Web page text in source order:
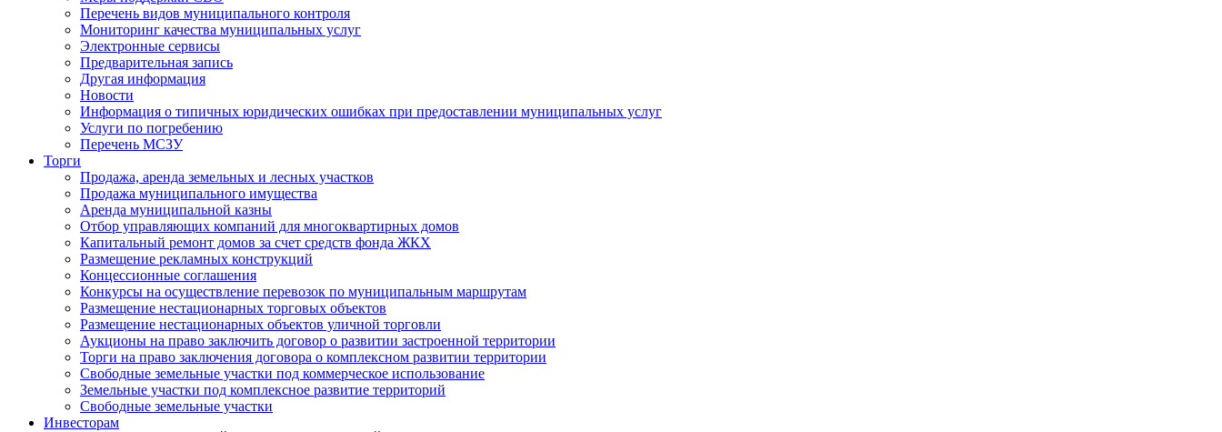
Перечень видов муниципального контроля
Мониторинг качества муниципальных услуг
Электронные сервисы
Предварительная запись
Другая информация
Новости
Информация о типичных юридических ошибках при предоставлении муниципальных услуг
Услуги по погребению
Перечень МСЗУ
Торги
Продажа, аренда земельных и лесных участков
Продажа муниципального имущества
Аренда муниципальной казны
Отбор управляющих компаний для многоквартирных домов
Капитальный ремонт домов за счет средств фонда ЖКХ
Размещение рекламных конструкций
Концессионные соглашения
Конкурсы на осуществление перевозок по муниципальным маршрутам
Размещение нестационарных торговых объектов
Размещение нестационарных объектов уличной торговли
Аукционы на право заключить договор о развитии застроенной территории
Торги на право заключения договора о комплексном развитии территории
Свободные земельные участки под коммерческое использование
Земельные участки под комплексное развитие территорий
Свободные земельные участки
Инвесторам